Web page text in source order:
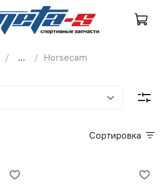
... Horsecam
Сортировка